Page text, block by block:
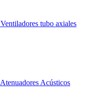
Ventiladores tubo axiales
Atenuadores Acústicos